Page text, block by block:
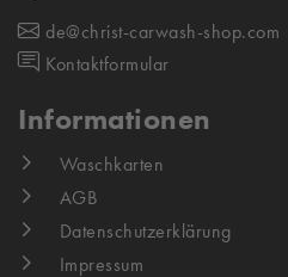
de@christ-carwash-shop.com
Kontaktformular
Informationen
Waschkarten
AGB
Datenschutzerklärung
Impressum